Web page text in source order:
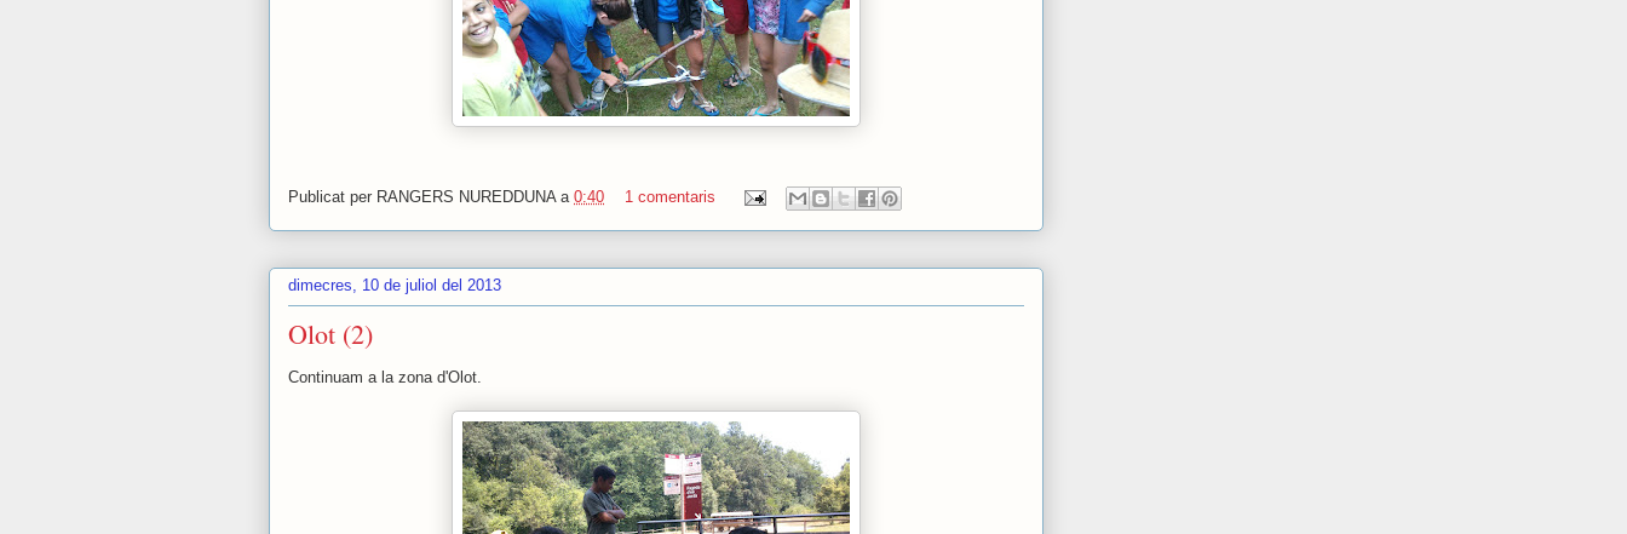
Publicat per RANGERS NUREDDUNA a 0:40 1 comentaris
dimecres, 10 de juliol del 2013
Olot (2)
Continuam a la zona d'Olot.